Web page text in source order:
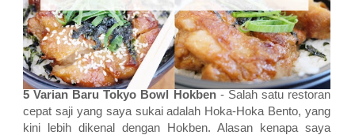
5 Varian Baru Tokyo Bowl Hokben- Salah satu restoran
cepat saji yang saya sukai adalah Hoka-Hoka Bento, yang
kini lebih dikenal dengan Hokben. Alasan kenapa saya